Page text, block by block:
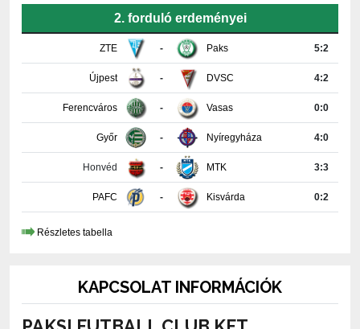
2. forduló erdeményei
ZTE - Paks 5:2
Újpest - DVSC 4:2
Ferencváros - Vasas 0:0
Győr - Nyíregyháza 4:0
Honvéd - MTK 3:3
PAFC - Kisvárda 0:2
Részletes tabella
KAPCSOLAT INFORMÁCIÓK